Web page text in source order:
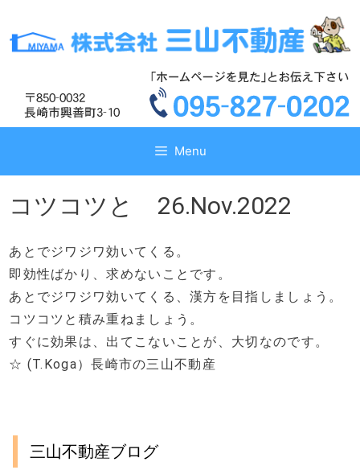
テ
ス
テ
ス
Menu
コツコツと 26.Nov.2022
あとでジワジワ効いてくる。
即効性ばかり、求めないことです。
あとでジワジワ効いてくる、漢方を目指しましょう。
コツコツと積み重ねましょう。
すぐに効果は、出てこないことが、大切なのです。
☆ (T.Koga）長崎市の三山不動産
三山不動産ブログ